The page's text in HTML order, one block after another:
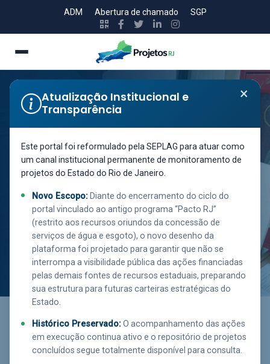
ADM Abertura de chamado SGP
×
Atualização Institucional e
Transparência
Este portal foi reformulado pela SEPLAG para atuar como
um canal institucional permanente de monitoramento de
projetos do Estado do Rio de Janeiro.
Novo Escopo:Diante do encerramento do ciclo do
portal vinculado ao antigo programa “Pacto RJ”
(restrito aos recursos oriundos da concessão de
serviços de água e esgoto), o novo desenho da
plataforma foi projetado para garantir que não se
interrompa a visibilidade pública das ações financiadas
pelas demais fontes de recursos estaduais, preparando
sua estrutura para futuras carteiras estratégicas do
Estado.
Histórico Preservado:O acompanhamento das ações
em execução continua ativo e o repositório de projetos
concluídos segue totalmente disponível para consulta.
13ª DELEGACIA
DE POLÍCIA -
COPACABANA -
REFORMA
Saiba mais